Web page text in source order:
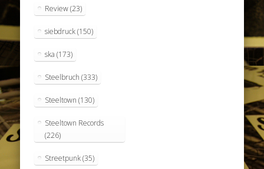
Review(23)
siebdruck(150)
ska (173)
Steelbruch (333)
Steeltown (130)
Steeltown Records
(226)
Streetpunk(35)